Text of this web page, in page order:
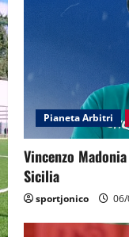
Pianeta Arbitri
Vincenzo
Sicilia
sportjonico